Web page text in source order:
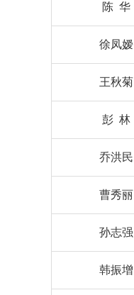
陈 华
徐凤嫒
王秋菊
彭 林
乔洪民
曹秀丽
孙志强
韩振增